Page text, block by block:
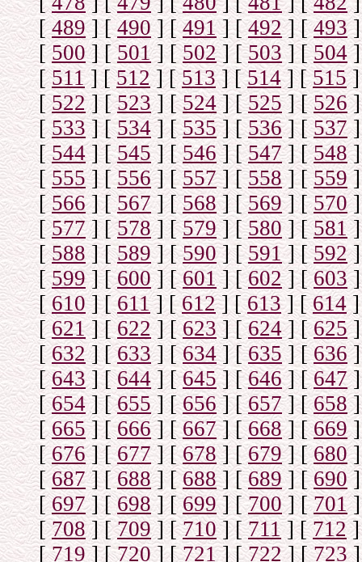
[489] [490] [491] [492] [493]
[500] [501] [502] [503] [504]
[511] [512] [513] [514] [515]
[522] [523] [524] [525] [526]
[533] [534] [535] [536] [537]
[544] [545] [546] [547] [548]
[555] [556] [557] [558] [559]
[566] [567] [568] [569] [570]
[577] [578] [579] [580] [581]
[588] [589] [590] [591] [592]
[599] [600] [601] [602] [603]
[ 610] [611] [612] [613] [614]
[621] [622] [623] [624] [625]
[632] [633] [634] [635] [ 636]
[643] [644] [645] [646] [647]
[654] [655] [656] [657] [658]
[665] [666] [667] [668] [669]
[676] [677] [678] [679] [680]
[687] [688] [688] [689] [ 690]
[697] [698] [699] [700] [701]
[708] [709] [710] [711] [712]
[719] [720] [721] [722] [723]